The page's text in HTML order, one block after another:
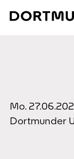
Mo.
Dortmunder